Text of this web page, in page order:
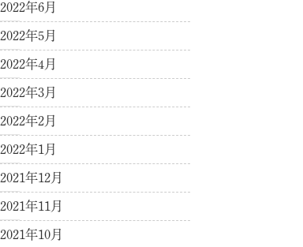
2022年6月
2022年5月
2022年4月
2022年3月
2022年2月
2022年1月
2021年12月
2021年11月
2021年10月